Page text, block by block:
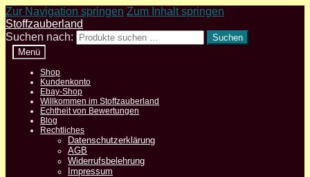
Zur Navigation springen Zum Inhalt springen
Stoffzauberland
Suchen nach:
Suchen
Menü
Shop
Kundenkonto
Ebay-Shop
Willkommen im Stoffzauberland
Echtheit von Bewertungen
Blog
Rechtliches
Datenschutzerklärung
AGB
Widerrufsbelehrung
Impressum